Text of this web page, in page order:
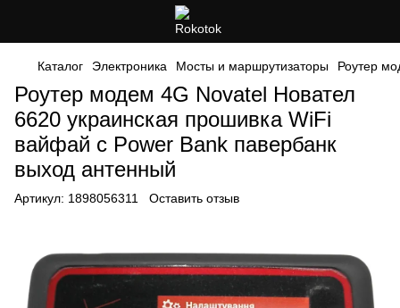
Каталог Электроника Мосты и маршрутизаторы Роутер
Роутер модем 4G Novatel Новател
6620 украинская прошивка WiFi
вайфай с Power Bank павербанк
выход антенный
Артикул: 1898056311 Оставить отзыв